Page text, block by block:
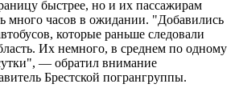
быстрее, но и их пассажирам
много часов в ожидании. "Добавились
которые раньше следовали
Их немного, в среднем по одному
— обратил внимание
Брестской погрангруппы.